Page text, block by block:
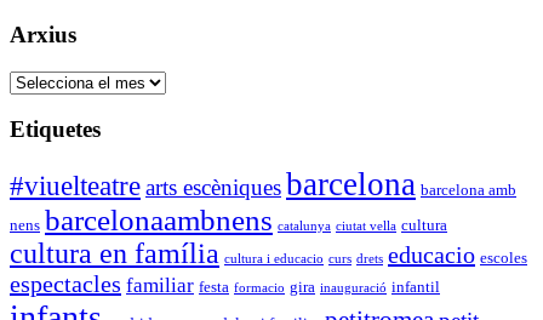
Arxius
Arxius
Etiquetes
#viuelteatrearts escèniquesbarcelona barcelona amb
nens barcelonaambnens catalunya ciutat vella cultura
cultura en família cultura i educacio curs drets educacio escoles
espectacles familiar festa formacio gira inauguració infantil